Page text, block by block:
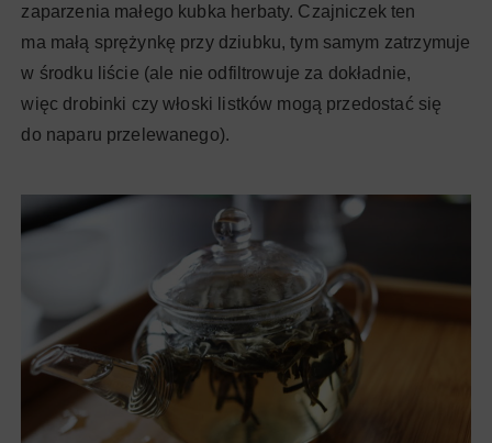
zaparzenia małego kubka herbaty. Czajniczek ten
ma małą sprężynkę przy dziubku, tym samym zatrzymuje
w środku liście (ale nie odfiltrowuje za dokładnie,
więc drobinki czy włoski listków mogą przedostać się
do naparu przelewanego).